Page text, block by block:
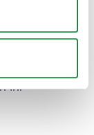
im Kanton
Ihr